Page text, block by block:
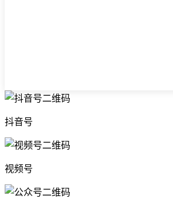
抖音号
视频号